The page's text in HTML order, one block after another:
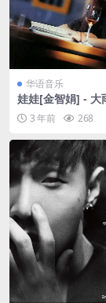
华语音乐
娃娃[金智娟] - 大
LAC/分轨/277M）
3 年前 268